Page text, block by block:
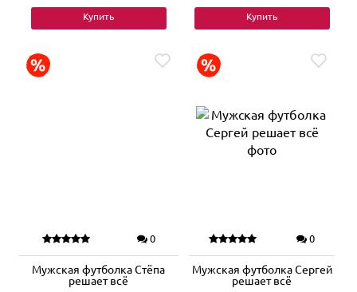
Купить Купить
0
Мужская футболка Стёпа
решает всё
0
Мужская футболка Сергей
решает всё